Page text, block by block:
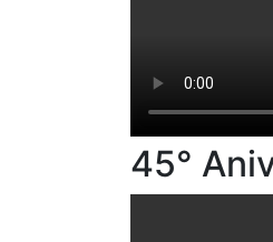
45°